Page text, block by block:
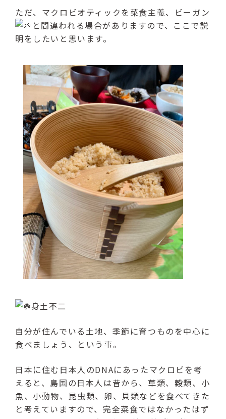
ただ、マクロビオティックを菜食主義、ビーガン
と間違われる場合がありますので、ここで説
明をしたいと思います。
身土不二
自分が住んでいる土地、季節に育つものを中心に
食べましょう、という事。
日本に住む日本人のDNAにあったマクロビを考
えると、島国の日本人は昔から、草類、穀類、小
魚、小動物、昆虫類、卵、貝類などを食べてきた
と考えていますので、完全菜食ではなかったはず